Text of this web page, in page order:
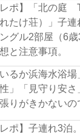
レポ】「北の庭
たけ荘）」子
グル2部屋（6
と注意事項。
いるか浜海水浴
性」「見守り安
りがきかないの
レポ】子連れ3泊